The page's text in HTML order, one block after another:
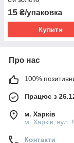
15 ₴/упаковка
Купити
Про нас
100%
Працює з
м. Харків
м. Харків, вул.
Контакти